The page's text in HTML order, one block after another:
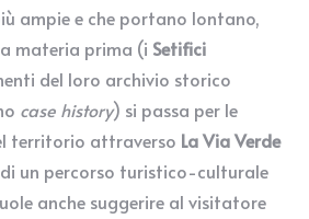
ampie e che portano lontano,
materia prima (i Setifici
del loro archivio storico
case history) si passa per le
territorio attraverso La Via Verde
un percorso turistico-culturale
anche suggerire al visitatore